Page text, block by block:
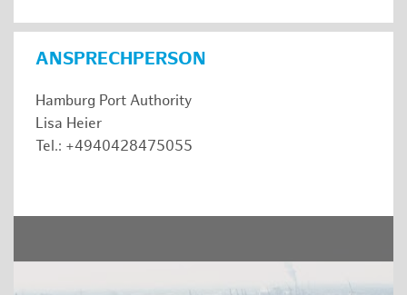
ANSPRECHPERSON
Hamburg Port Authority
Lisa Heier
Tel.: +4940428475055